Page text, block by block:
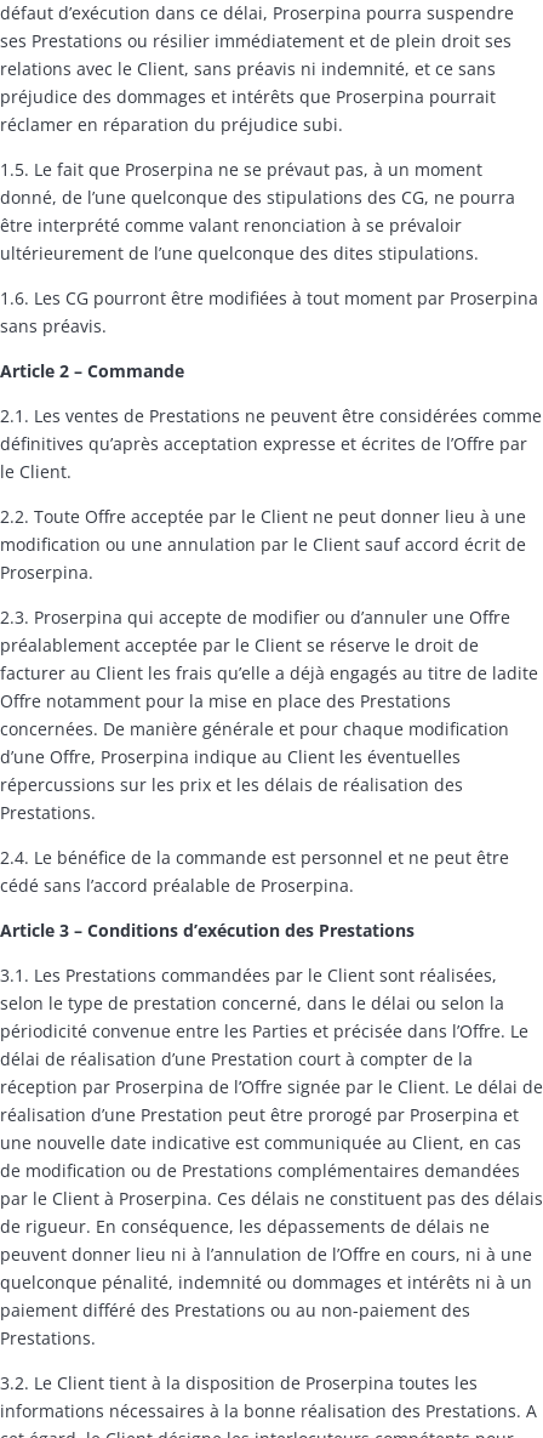
défaut d’exécution dans ce délai, Proserpina pourra suspendre
ses Prestations ou résilier immédiatement et de plein droit ses
relations avec le Client, sans préavis ni indemnité, et ce sans
préjudice des dommages et intérêts que Proserpina pourrait
réclamer en réparation du préjudice subi.
1.5. Le fait que Proserpina ne se prévaut pas, à un moment
donné, de l’une quelconque des stipulations des CG, ne pourra
être interprété comme valant renonciation à se prévaloir
ultérieurement de l’une quelconque des dites stipulations.
1.6. Les CG pourront être modifiées à tout moment par Proserpina
sans préavis.
Article 2 – Commande
2.1. Les ventes de Prestations ne peuvent être considérées comme
définitives qu’après acceptation expresse et écrites de l’Offre par
le Client.
2.2. Toute Offre acceptée par le Client ne peut donner lieu à une
modification ou une annulation par le Client sauf accord écrit de
Proserpina.
2.3. Proserpina qui accepte de modifier ou d’annuler une Offre
préalablement acceptée par le Client se réserve le droit de
facturer au Client les frais qu’elle a déjà engagés au titre de ladite
Offre notamment pour la mise en place des Prestations
concernées. De manière générale et pour chaque modification
d’une Offre, Proserpina indique au Client les éventuelles
répercussions sur les prix et les délais de réalisation des
Prestations.
2.4. Le bénéfice de la commande est personnel et ne peut être
cédé sans l’accord préalable de Proserpina.
Article 3 – Conditions d’exécution des Prestations
3.1. Les Prestations commandées par le Client sont réalisées,
selon le type de prestation concerné, dans le délai ou selon la
périodicité convenue entre les Parties et précisée dans l’Offre. Le
délai de réalisation d’une Prestation court à compter de la
réception par Proserpina de l’Offre signée par le Client. Le délai de
réalisation d’une Prestation peut être prorogé par Proserpina et
une nouvelle date indicative est communiquée au Client, en cas
de modification ou de Prestations complémentaires demandées
par le Client à Proserpina. Ces délais ne constituent pas des délais
de rigueur. En conséquence, les dépassements de délais ne
peuvent donner lieu ni à l’annulation de l’Offre en cours, ni à une
quelconque pénalité, indemnité ou dommages et intérêts ni à un
paiement différé des Prestations ou au non-paiement des
Prestations.
3.2. Le Client tient à la disposition de Proserpina toutes les
informations nécessaires à la bonne réalisation des Prestations. A